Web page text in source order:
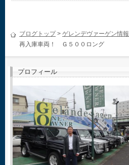
ブログトップ> ゲレンデヴァーゲン情報
再入庫車両！ Ｇ５００ロング
プロフィール